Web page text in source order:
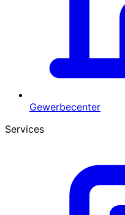
Gewerbecenter
Services